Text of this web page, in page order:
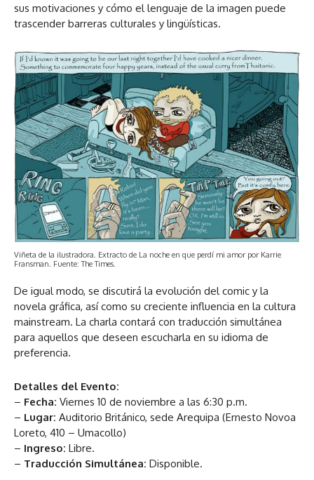
sus motivaciones y cómo el lenguaje de la imagen puede
trascender barreras culturales y lingüísticas.
Viñeta de la ilustradora. Extracto de La noche en que perdí mi amor por Karrie
Fransman. Fuente: The Times.
De igual modo, se discutirá la evolución del comic y la
novela gráfica, así como su creciente influencia en la cultura
mainstream. La charla contará con traducción simultánea
para aquellos que deseen escucharla en su idioma de
preferencia.
Detalles del Evento:
– Fecha: Viernes 10 de noviembre a las 6:30 p.m.
– Lugar: Auditorio Británico, sede Arequipa (Ernesto Novoa
Loreto, 410 – Umacollo)
– Ingreso: Libre.
– Traducción Simultánea: Disponible.